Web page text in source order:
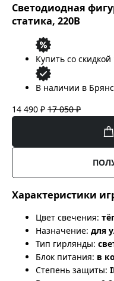
Светодиодная
статика, 220В
Купить со скидкой
В наличии в
14 490 ₽ 17 050 ₽
Характеристики
Цвет свечения:
Назначение: для
Тип гирлянды:
Блок питания: в
Степень защиты: